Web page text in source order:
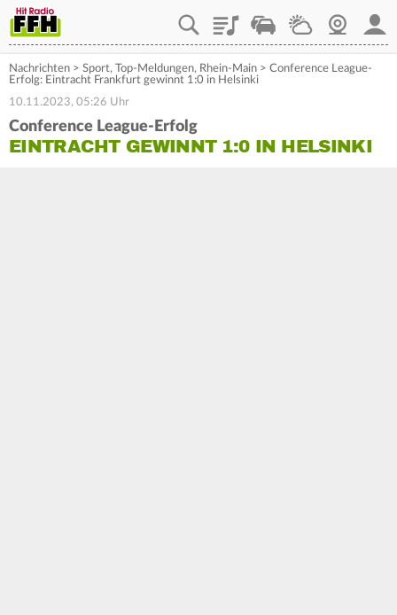
PlaylistStaupilotWetterWebcam
Nachrichten > Sport, Top-Meldungen, Rhein-Main > Conference League-
Erfolg: Eintracht Frankfurt gewinnt 1:0 in Helsinki
10.11.2023, 05:26 Uhr
Conference League-Erfolg
EINTRACHT GEWINNT 1:0 IN HELSINKI